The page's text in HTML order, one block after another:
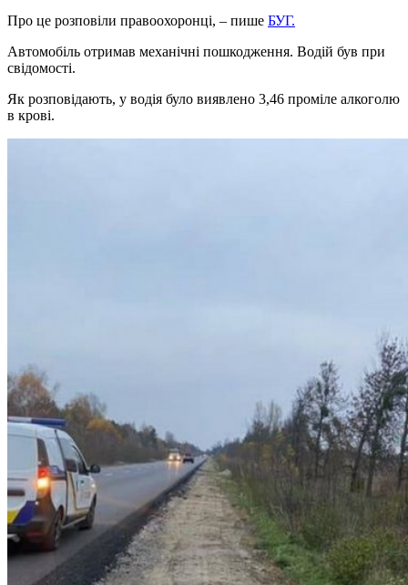
Про це розповіли правоохоронці, – пише БУГ.
Автомобіль отримав механічні пошкодження. Водій був при
свідомості.
Як розповідають, у водія було виявлено 3,46 проміле алкоголю
в крові.